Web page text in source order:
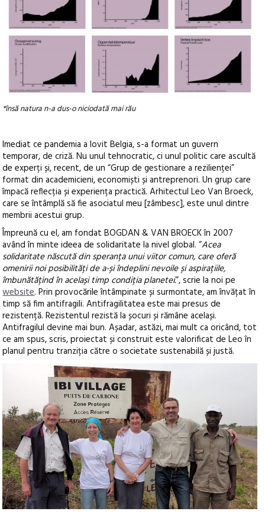
*însă natura n-a dus-o niciodată mai rău
Imediat ce pandemia a lovit Belgia, s-a format un guvern
temporar, de criză. Nu unul tehnocratic, ci unul politic care ascultă
de experți și, recent, de un “Grup de gestionare a rezilienței”
format din academicieni, economiști și antreprenori. Un grup care
împacă reflecția și experiența practică. Arhitectul Leo Van Broeck,
care se întâmplă să fie asociatul meu [zâmbesc], este unul dintre
membrii acestui grup.
Împreună cu el, am fondat BOGDAN & VAN BROECK în 2007
având în minte ideea de solidaritate la nivel global. “Acea
solidaritate născută din speranța unui viitor comun, care oferă
omenirii noi posibilități de a-și îndeplini nevoile și aspirațiile,
îmbunătățind în același timp condiția planetei.”, scrie la noi pe
website. Prin provocările întâmpinate și surmontate, am învățat în
timp să fim antifragili. Antifragilitatea este mai presus de
rezistență. Rezistentul rezistă la șocuri și rămâne același.
Antifragilul devine mai bun. Așadar, astăzi, mai mult ca oricând, tot
ce am spus, scris, proiectat și construit este valorificat de Leo în
planul pentru tranziția către o societate sustenabilă și justă.